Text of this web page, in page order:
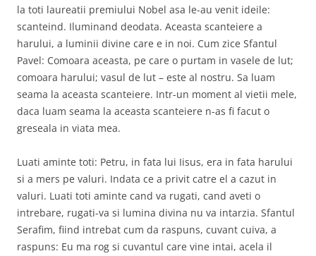
la toti laureatii premiului Nobel asa le-au venit ideile:
scanteind. Iluminand deodata. Aceasta scanteiere a
harului, a luminii divine care e in noi. Cum zice Sfantul
Pavel: Comoara aceasta, pe care o purtam in vasele de lut;
comoara harului; vasul de lut – este al nostru. Sa luam
seama la aceasta scanteiere. Intr-un moment al vietii mele,
daca luam seama la aceasta scanteiere n-as fi facut o
greseala in viata mea.
Luati aminte toti: Petru, in fata lui Iisus, era in fata harului
si a mers pe valuri. Indata ce a privit catre el a cazut in
valuri. Luati toti aminte cand va rugati, cand aveti o
intrebare, rugati-va si lumina divina nu va intarzia. Sfantul
Serafim, fiind intrebat cum da raspuns, cuvant cuiva, a
raspuns: Eu ma rog si cuvantul care vine intai, acela il